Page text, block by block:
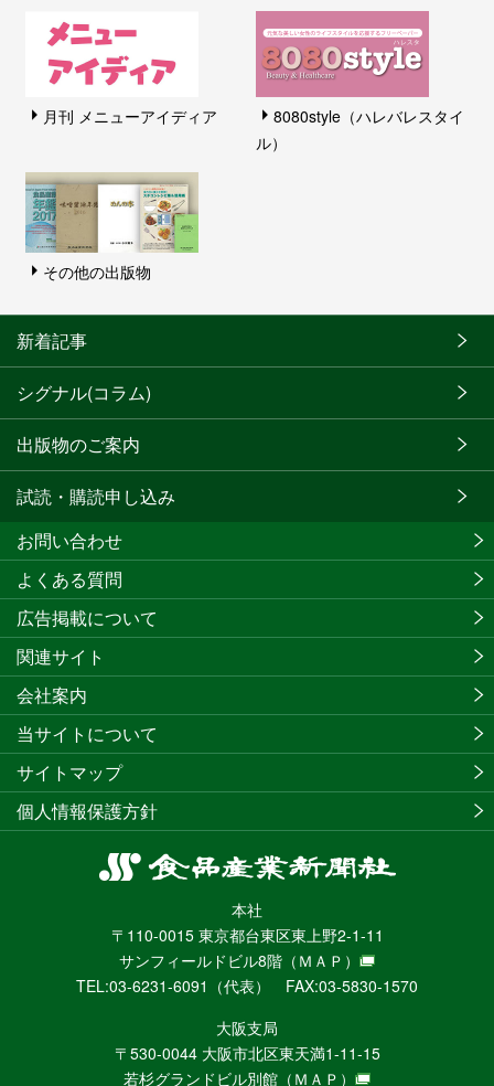
月刊 メニューアイディア
8080style（ハレバレスタイ
ル）
その他の出版物
新着記事
シグナル(コラム)
出版物のご案内
試読・購読申し込み
食
産
業
新
聞
社
ニ
ュ
本社
〒110-0015 東京都台東区東上野2-1-11
サンフィールドビル8階 （ＭＡＰ）
TEL:03-6231-6091（代表） FAX:03-5830-1570
大阪支局
〒530-0044 大阪市北区東天満1-11-15
若杉グランドビル別館 （ＭＡＰ）
お問い合わせ
よくある質問
広告掲載について
関連サイト
会社案内
当サイトについて
サイトマップ
個人情報保護方針